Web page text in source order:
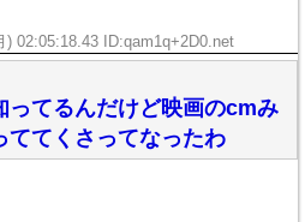
) 02:05:18.43 ID:qam1q+2D0.net
ってるんだけど映画のcmみ
ててくさってなったわ